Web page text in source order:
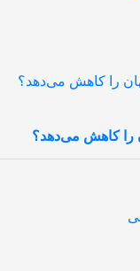
را کاهش می‌دهد؟